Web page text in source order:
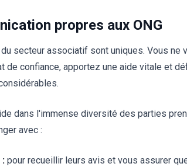
propres aux ONG
secteur associatif sont uniques. Vous ne
de confiance, apportez une aide vitale et
dans l'immense diversité des parties
avec :
: pour recueillir leurs avis et vous assurer